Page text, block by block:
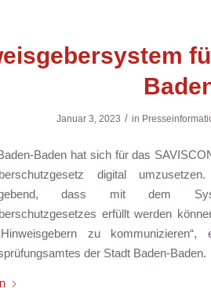
Januar 3, 2023 / in
Baden hat sich für das
digital
dass mit dem
erfüllt werden
zu kommunizieren“,
der Stadt Baden-Baden.